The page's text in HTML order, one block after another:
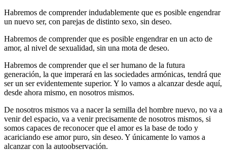
Habremos de comprender indudablemente que es posible engendrar
un nuevo ser, con parejas de distinto sexo, sin deseo.
Habremos de comprender que es posible engendrar en un acto de
amor, al nivel de sexualidad, sin una mota de deseo.
Habremos de comprender que el ser humano de la futura
generación, la que imperará en las sociedades armónicas, tendrá que
ser un ser evidentemente superior. Y lo vamos a alcanzar desde aquí,
desde ahora mismo, en nosotros mismos.
De nosotros mismos va a nacer la semilla del hombre nuevo, no va a
venir del espacio, va a venir precisamente de nosotros mismos, si
somos capaces de reconocer que el amor es la base de todo y
acariciando ese amor puro, sin deseo. Y únicamente lo vamos a
alcanzar con la autoobservación.